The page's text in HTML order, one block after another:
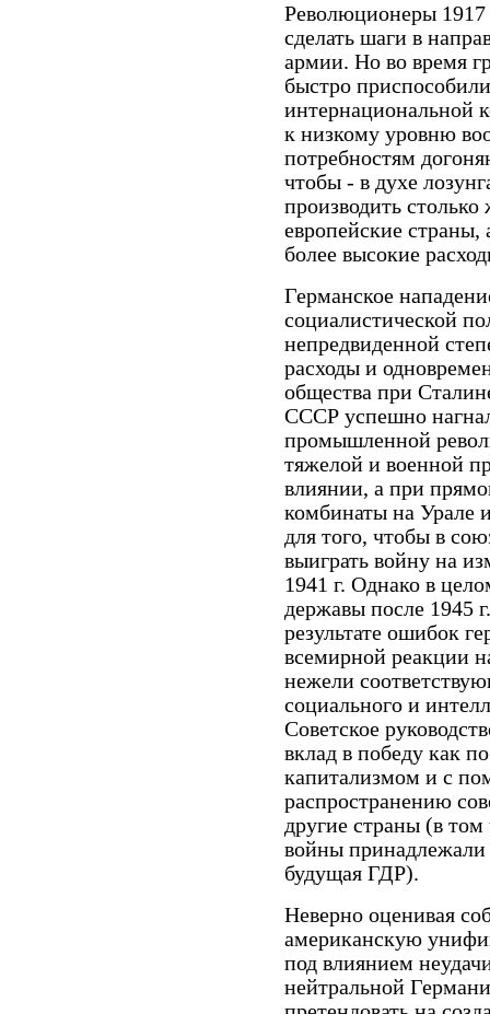
Революционеры
сделать шаги в
армии. Но во время
быстро
интернациональной
к низкому уровню
потребностям
чтобы - в духе
производить
европейские страны,
более высокие
Германское
социалистической
непредвиденной
расходы и
общества при
СССР успешно
промышленной
тяжелой и военной
влиянии, а при
комбинаты на Урале
для того, чтобы в
выиграть войну на
1941 г. Однако в
державы после 1945
результате ошибок
всемирной реакции
нежели
социального и
Советское
вклад в победу как
капитализмом и с
распространению
другие страны (в
войны принадлежали
будущая ГДР).
Неверно оценивая
американскую
под влиянием
нейтральной